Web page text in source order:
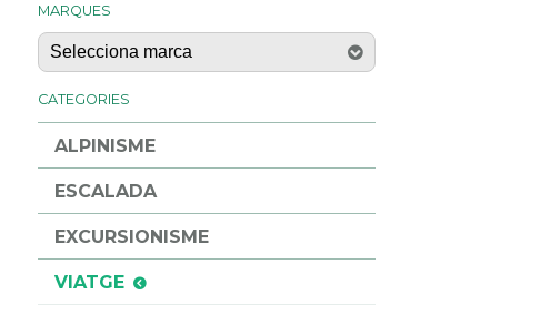
MARQUES
CATEGORIES
ALPINISME
ESCALADA
EXCURSIONISME
VIATGE